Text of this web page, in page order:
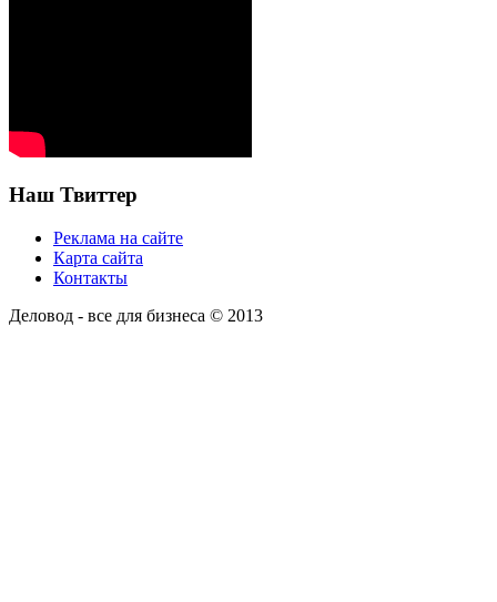
Наш Твиттер
Реклама на сайте
Карта сайта
Контакты
Деловод - все для бизнеса © 2013